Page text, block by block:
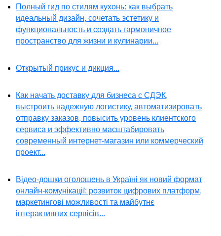
Полный гид по стилям кухонь: как выбрать
идеальный дизайн, сочетать эстетику и
функциональность и создать гармоничное
пространство для жизни и кулинарии...
Открытый прикус и дикция...
Как начать доставку для бизнеса с СДЭК,
выстроить надежную логистику, автоматизировать
отправку заказов, повысить уровень клиентского
сервиса и эффективно масштабировать
современный интернет-магазин или коммерческий
проект...
Відео-дошки оголошень в Україні як новий формат
онлайн-комунікації: розвиток цифрових платформ,
маркетингові можливості та майбутнє
інтерактивних сервісів...